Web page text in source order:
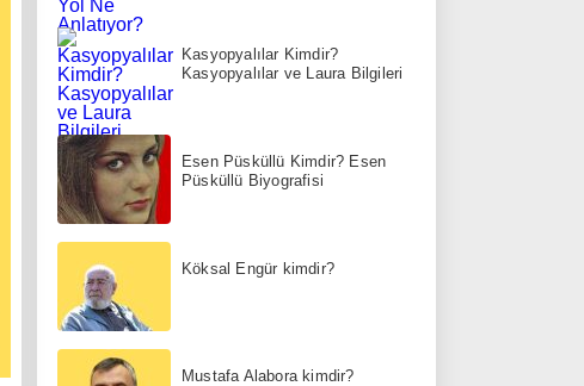
Kasyopyalılar Kimdir?
Kasyopyalılar ve Laura Bilgileri
Esen Püsküllü Kimdir? Esen
Püsküllü Biyografisi
Köksal Engür kimdir?
Mustafa Alabora kimdir?